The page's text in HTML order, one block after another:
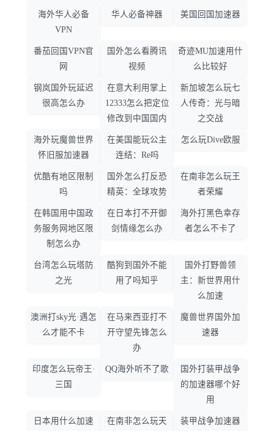
海外华人必备
VPN
华人必备神器 美国回国加速器
番茄回国VPN官
网
国外怎么看腾讯
视频
奇迹MU加速用什
么比较好
钢岚国外玩延迟
很高怎么办
在意大利用掌上
12333怎么把定位
修改到中国国内
新加坡怎么玩七
人传奇：光与暗
之交战
海外玩魔兽世界
怀旧服加速器
在美国能玩公主
连结：Re吗
怎么玩Dive欧服
优酷有地区限制
吗
国外怎么打反恐
精英：全球攻势
在南非怎么玩王
者荣耀
在韩国用中国政
务服务网地区限
制怎么办
在日本打不开御
剑情缘怎么办
海外打黑色幸存
者怎么不卡了
台湾怎么玩塔防
之光
酷狗到国外不能
用了吗知乎
国外打野兽领
主：新世界用什
么加速
澳洲打sky光·遇怎
么才能不卡
在马来西亚打不
开守望先锋怎么
办
魔兽世界国外加
速器
印度怎么玩帝王·
三国
QQ海外听不了歌
国外打装甲战争
的加速器哪个好
用
日本用什么加速 在南非怎么玩天 装甲战争加速器